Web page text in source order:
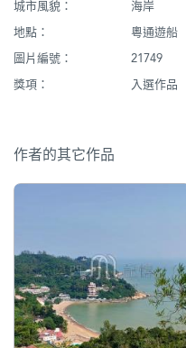
城市風貌：
海岸
地點：
粵通遊船
圖片編號：
21749
獎項：
入選作品
作者的其它作品